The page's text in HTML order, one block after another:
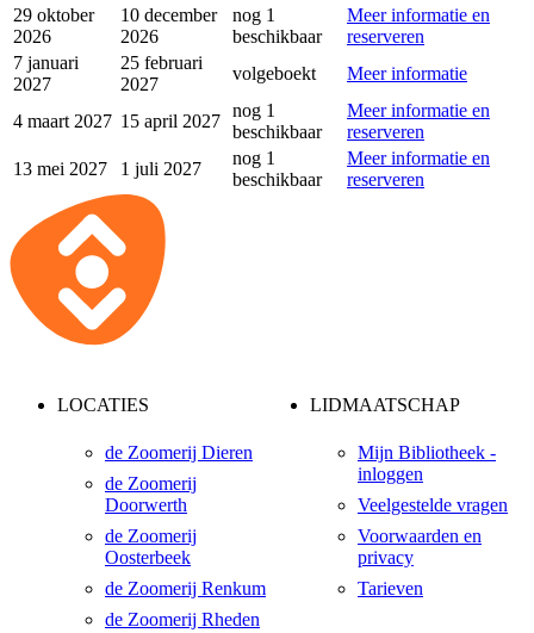
29 oktober
2026
10 december
2026
nog 1
beschikbaar
Meer informatie en
reserveren
7 januari
2027
25 februari
2027
volgeboekt Meer informatie
4 maart 2027 15 april 2027
nog 1
beschikbaar
Meer informatie en
reserveren
13 mei 2027
1 juli 2027
nog 1
beschikbaar
Meer informatie en
reserveren
LOCATIES
de Zoomerij Dieren
de Zoomerij
Doorwerth
de Zoomerij
Oosterbeek
de Zoomerij Renkum
de Zoomerij Rheden
LIDMAATSCHAP
Mijn Bibliotheek -
inloggen
Veelgestelde vragen
Voorwaarden en
privacy
Tarieven